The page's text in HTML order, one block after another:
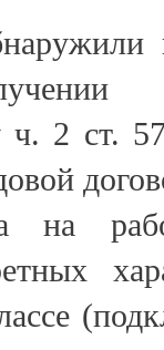
ч. 2 ст.
на